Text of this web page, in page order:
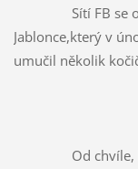
Jablonce,který v
umučil několik